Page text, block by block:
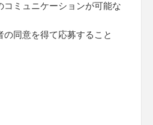
コミュニケーションが可能な
同意を得て応募すること